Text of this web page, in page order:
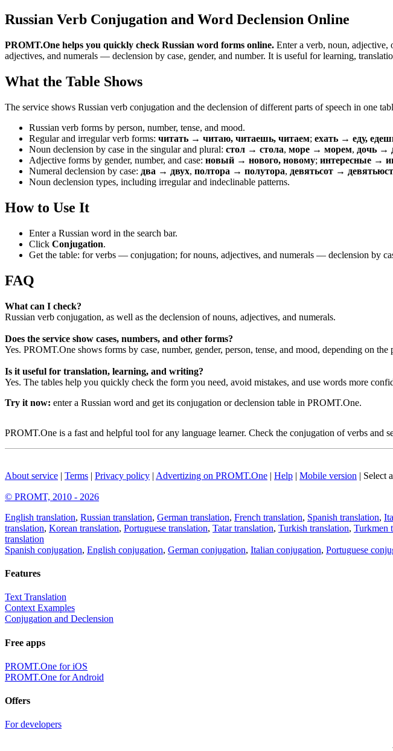
Russian Verb Conjugation and Word Declension Online
PROMT.One helps you quickly check Russian word forms online. Enter a verb, noun, adjective,
adjectives, and numerals — declension by case, gender, and number. It is useful for learning,
What the Table Shows
The service shows Russian verb conjugation and the declension of different parts of speech in one
Russian verb forms by person, number, tense, and mood.
Regular and irregular verb forms: читать → читаю, читаешь, читаем; ехать → еду,
Noun declension by case in the singular and plural: стол → стола, море → морем, дочь →
Adjective forms by gender, number, and case: новый → нового, новому; интересные →
Numeral declension by case: два → двух, полтора → полутора, девятьсот →
Noun declension types, including irregular and indeclinable patterns.
How to Use It
Enter a Russian word in the search bar.
Click Conjugation.
Get the table: for verbs — conjugation; for nouns, adjectives, and numerals — declension by
FAQ
What can I check?
Russian verb conjugation, as well as the declension of nouns, adjectives, and numerals.
Does the service show cases, numbers, and other forms?
Yes. PROMT.One shows forms by case, number, gender, person, tense, and mood, depending on the
Is it useful for translation, learning, and writing?
Yes. The tables help you quickly check the form you need, avoid mistakes, and use words more
Try it now: enter a Russian word and get its conjugation or declension table in PROMT.One.
PROMT.One is a fast and helpful tool for any language learner. Check the conjugation of verbs and
About service | Terms | Privacy policy | Advertizing on PROMT.One | Help | Mobile version | Select
© PROMT, 2010 - 2026
English translation, Russian translation, German translation, French translation, Spanish translation,
translation, Korean translation, Portuguese translation, Tatar translation, Turkish translation, Turkmen
translation
Spanish conjugation, English conjugation, German conjugation, Italian conjugation, Portuguese
Features
Text Translation
Context Examples
Conjugation and Declension
Free apps
PROMT.One for iOS
PROMT.One for Android
Offers
For developers